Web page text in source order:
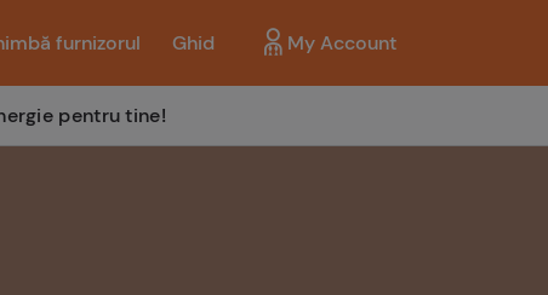
furnizorul Ghid My Account
pentru tine!